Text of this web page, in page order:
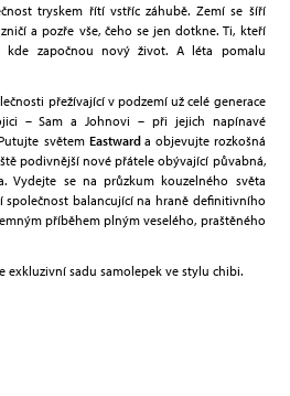
tryskem řítí vstříc záhubě. Zemí se šíří
a pozře vše, čeho se jen dotkne. Ti, kteří
započnou nový život. A léta pomalu
přežívající v podzemí už celé generace
– Sam a Johnovi – při jejich napínavé
světem Eastward a objevujte rozkošná
podivnější nové přátele obývající půvabná,
Vydejte se na průzkum kouzelného světa
společnost balancující na hraně definitivního
příběhem plným veselého, praštěného
exkluzivní sadu samolepek ve stylu chibi.